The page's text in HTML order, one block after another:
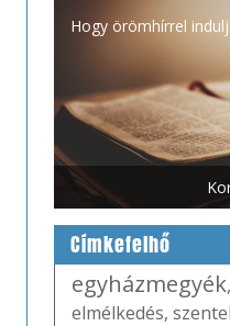
Hogy örömhírrel
Címkefelhő
egyházmegyék,
elmélkedés,